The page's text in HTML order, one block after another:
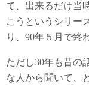
て、出来るだけ当
こうというシリー
り、90年５月で終
ただし30年も昔の
な人から聞いて、